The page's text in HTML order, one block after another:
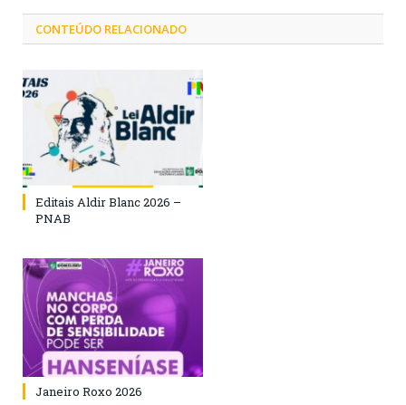
CONTEÚDO RELACIONADO
Editais Aldir Blanc 2026 –
PNAB
Janeiro Roxo 2026